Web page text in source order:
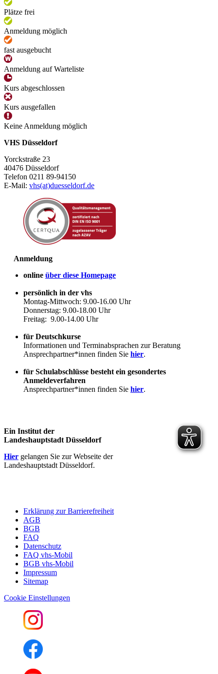
Plätze frei
Anmeldung möglich
fast ausgebucht
Anmeldung auf Warteliste
Kurs abgeschlossen
Kurs ausgefallen
Keine Anmeldung möglich
VHS Düsseldorf
Yorckstraße 23
40476 Düsseldorf
Telefon 0211 89-94150
E-Mail: vhs(at)duesseldorf.de
Anmeldung
online über diese Homepage
persönlich in der vhs
Montag-Mittwoch: 9.00-16.00 Uhr
Donnerstag: 9.00-18.00 Uhr
Freitag: 9.00-14.00 Uhr
für Deutschkurse
Informationen und Terminabsprachen zur Beratung
Ansprechpartner*innen finden Sie hier.
für Schulabschlüsse besteht ein gesondertes
Anmeldeverfahren
Ansprechpartner*innen finden Sie hier.
Ein Institut der
Landeshauptstadt Düsseldorf
Hier gelangen Sie zur Webseite der
Landeshauptstadt Düsseldorf.
Erklärung zur Barrierefreiheit
AGB
BGB
FAQ
Datenschutz
FAQ vhs-Mobil
BGB vhs-Mobil
Impressum
Sitemap
Cookie Einstellungen